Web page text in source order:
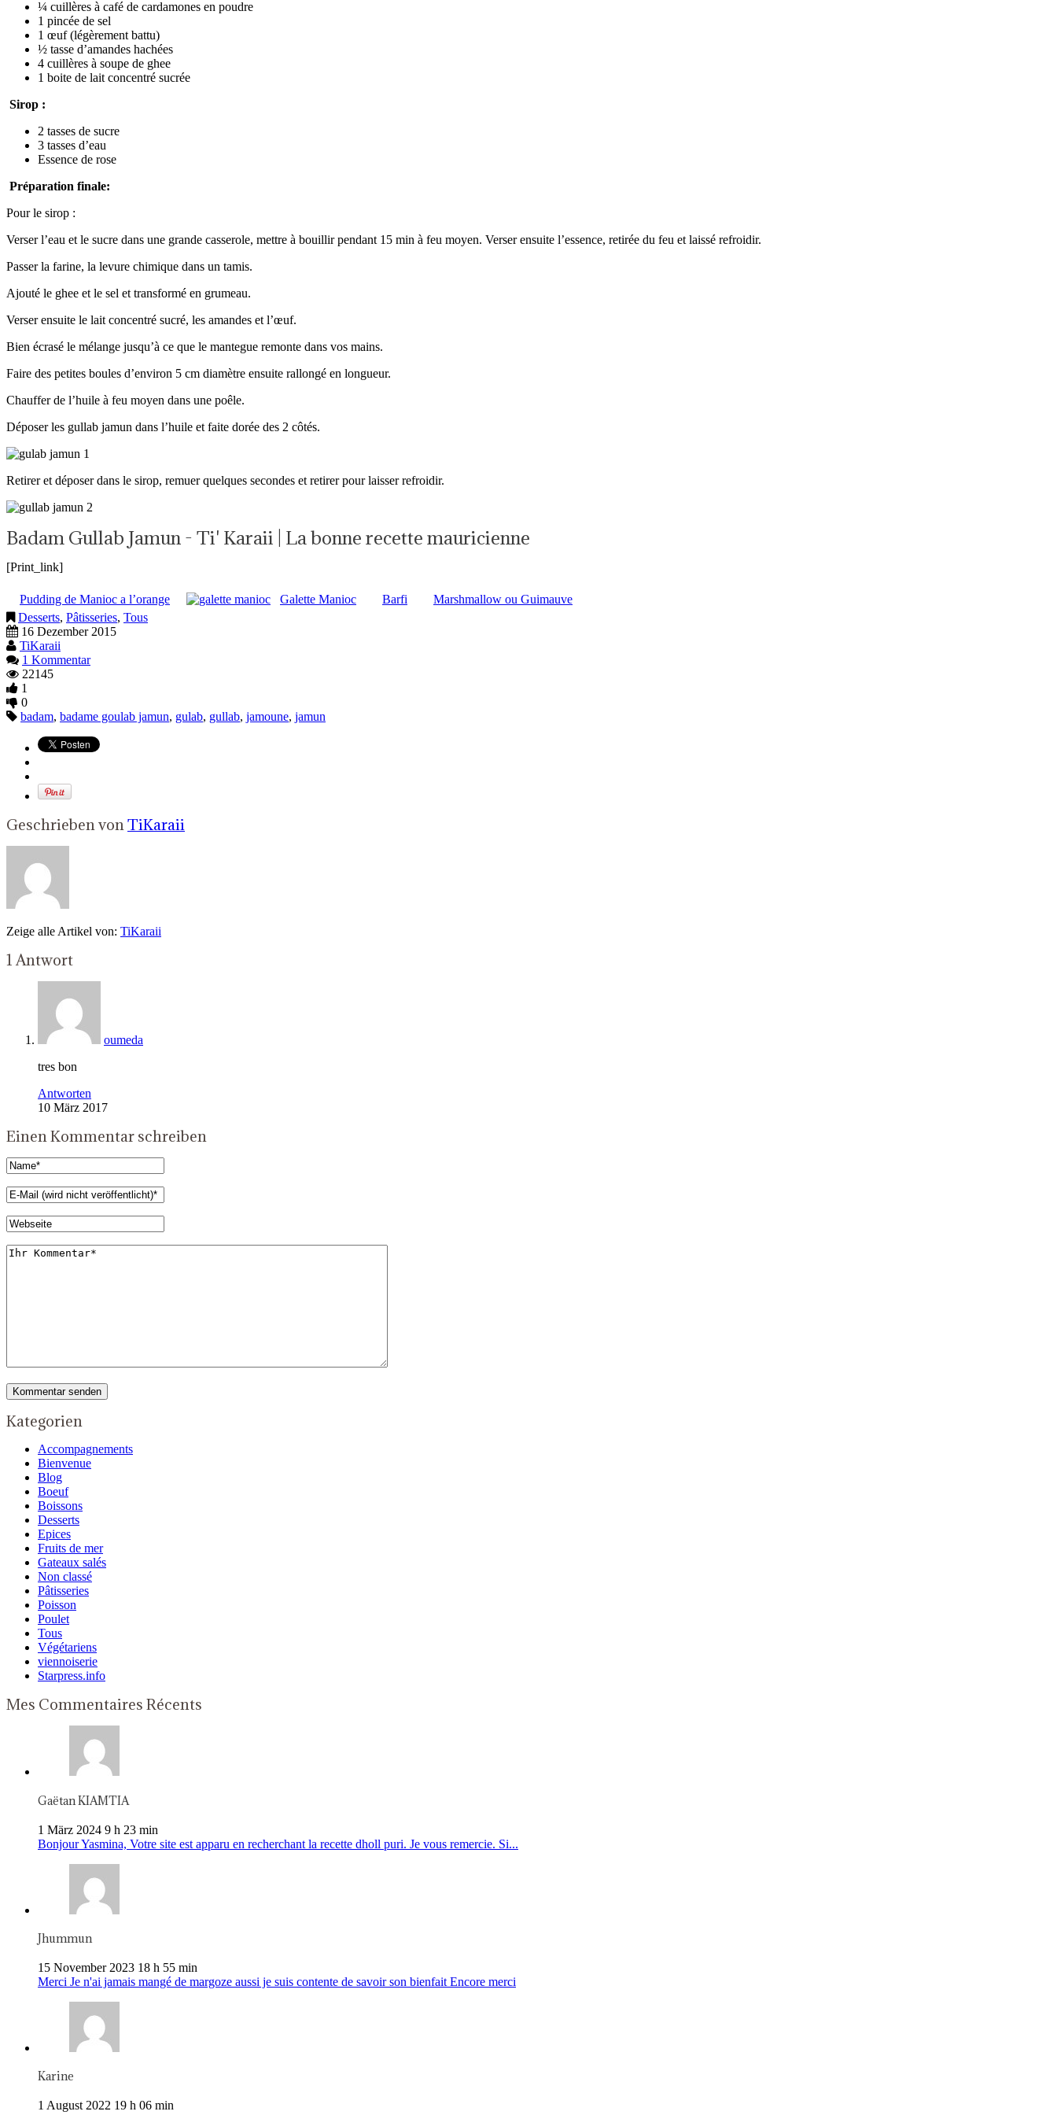
¼ cuillères à café de cardamones en poudre
1 pincée de sel
1 œuf (légèrement battu)
½ tasse d’amandes hachées
4 cuillères à soupe de ghee
1 boite de lait concentré sucrée
Sirop :
2 tasses de sucre
3 tasses d’eau
Essence de rose
Préparation finale:
Pour le sirop :
Verser l’eau et le sucre dans une grande casserole, mettre à bouillir pendant 15 min à feu moyen. Verser ensuite l’essence, retirée du feu et laissé refroidir.
Passer la farine, la levure chimique dans un tamis.
Ajouté le ghee et le sel et transformé en grumeau.
Verser ensuite le lait concentré sucré, les amandes et l’œuf.
Bien écrasé le mélange jusqu’à ce que le mantegue remonte dans vos mains.
Faire des petites boules d’environ 5 cm diamètre ensuite rallongé en longueur.
Chauffer de l’huile à feu moyen dans une poêle.
Déposer les gullab jamun dans l’huile et faite dorée des 2 côtés.
Retirer et déposer dans le sirop, remuer quelques secondes et retirer pour laisser refroidir.
Badam Gullab Jamun - Ti' Karaii | La bonne recette mauricienne
[Print_link]
Pudding de Manioc a l’orange Galette Manioc Barfi
Marshmallow ou Guimauve
Desserts, Pâtisseries, Tous
16 Dezember 2015
TiKaraii
1 Kommentar
22145
1
0
badam, badame goulab jamun, gulab, gullab, jamoune, jamun
Geschrieben vonTiKaraii
Zeige alle Artikel von: TiKaraii
1 Antwort
oumeda
tres bon
Antworten
10 März 2017
Einen Kommentar schreiben
Kategorien
Accompagnements
Bienvenue
Blog
Boeuf
Boissons
Desserts
Epices
Fruits de mer
Gateaux salés
Non classé
Pâtisseries
Poisson
Poulet
Tous
Végétariens
viennoiserie
Starpress.info
Mes Commentaires Récents
Gaëtan KIAMTIA
1 März 2024 9 h 23 min
Bonjour Yasmina, Votre site est apparu en recherchant la recette dholl puri. Je vous remercie. Si...
Jhummun
15 November 2023 18 h 55 min
Merci Je n'ai jamais mangé de margoze aussi je suis contente de savoir son bienfait Encore merci
Karine
1 August 2022 19 h 06 min